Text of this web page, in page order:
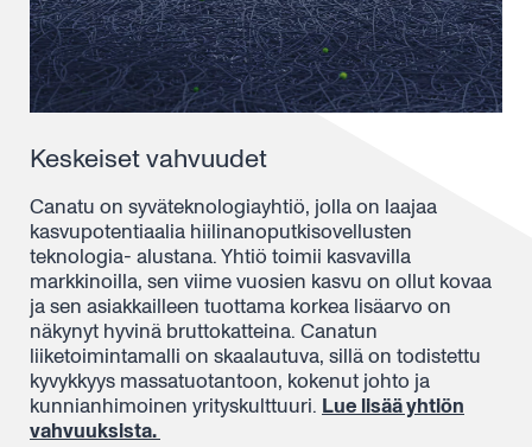
Keskeiset vahvuudet
Canatu on syväteknologiayhtiö, jolla on laajaa
kasvupotentiaalia hiilinanoputkisovellusten
teknologia- alustana.Yhtiö toimii kasvavilla
markkinoilla, sen viime vuosien kasvu on ollut kovaa
ja sen asiakkailleen tuottama korkea lisäarvo on
näkynyt hyvinä bruttokatteina. Canatun
liiketoimintamalli on skaalautuva, sillä on todistettu
kyvykkyys massatuotantoon, kokenut johto ja
kunnianhimoinen yrityskulttuuri. Lue lisää yhtiön
vahvuuksista.